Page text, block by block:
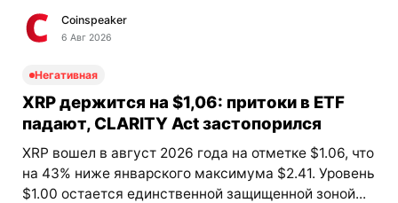
Coinspeaker
6 Авг 2026
Негативная
XRP держится на $1,06: притоки в ETF
падают, CLARITY Act застопорился
XRP вошел в август 2026 года на отметке $1.06, что
на 43% ниже январского максимума $2.41. Уровень
$1.00 остается единственной защищенной зоной...